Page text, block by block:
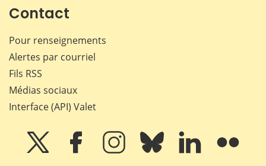
Contact
Pour renseignements
Alertes par courriel
Fils RSS
Médias sociaux
Interface (API) Valet